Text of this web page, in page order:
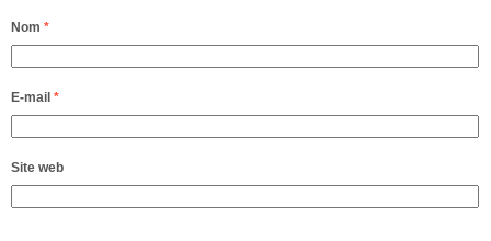
Nom *
E-mail *
Site web